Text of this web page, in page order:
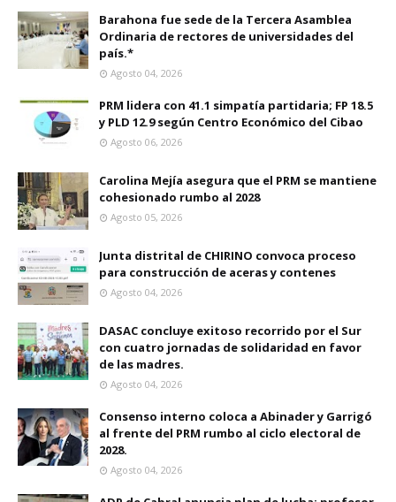
Barahona fue sede de la Tercera Asamblea
Ordinaria de rectores de universidades del
país.*
Agosto 04, 2026
PRM lidera con 41.1 simpatía partidaria; FP 18.5
y PLD 12.9 según Centro Económico del Cibao
Agosto 06, 2026
Carolina Mejía asegura que el PRM se mantiene
cohesionado rumbo al 2028
Agosto 05, 2026
Junta distrital de CHIRINO convoca proceso
para construcción de aceras y contenes
Agosto 04, 2026
DASAC concluye exitoso recorrido por el Sur
con cuatro jornadas de solidaridad en favor
de las madres.
Agosto 04, 2026
Consenso interno coloca a Abinader y Garrigó
al frente del PRM rumbo al ciclo electoral de
2028.
Agosto 04, 2026